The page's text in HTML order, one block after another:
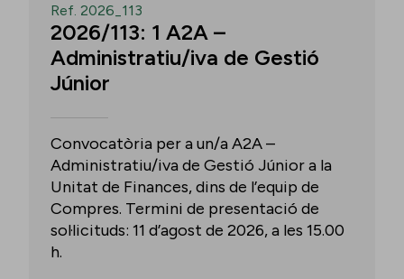
Ref. 2026_113
2026/113: 1 A2A –
Administratiu/iva de Gestió
Júnior
Convocatòria per a un/a A2A –
Administratiu/iva de Gestió Júnior a la
Unitat de Finances, dins de l’equip de
Compres. Termini de presentació de
sol·licituds: 11 d’agost de 2026, a les 15.00
h.